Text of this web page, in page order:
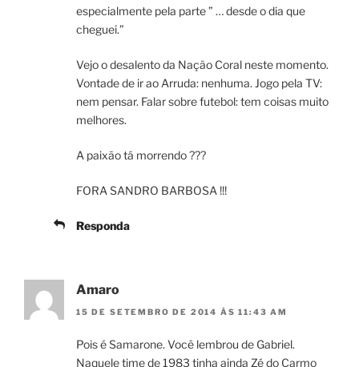
especialmente pela parte ” … desde o dia que
cheguei.”
Vejo o desalento da Nação Coral neste momento.
Vontade de ir ao Arruda: nenhuma. Jogo pela TV:
nem pensar. Falar sobre futebol: tem coisas muito
melhores.
A paixão tá morrendo ???
FORA SANDRO BARBOSA !!!
Responda
Amaro
15 DE SETEMBRO DE 2014 ÀS 11:43 AM
Pois é Samarone. Você lembrou de Gabriel.
Naquele time de 1983 tinha ainda Zé do Carmo